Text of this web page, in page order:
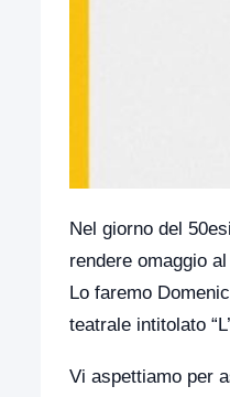
Nel giorno del
rendere omaggio
Lo faremo
teatrale intitolato
Vi aspettiamo per